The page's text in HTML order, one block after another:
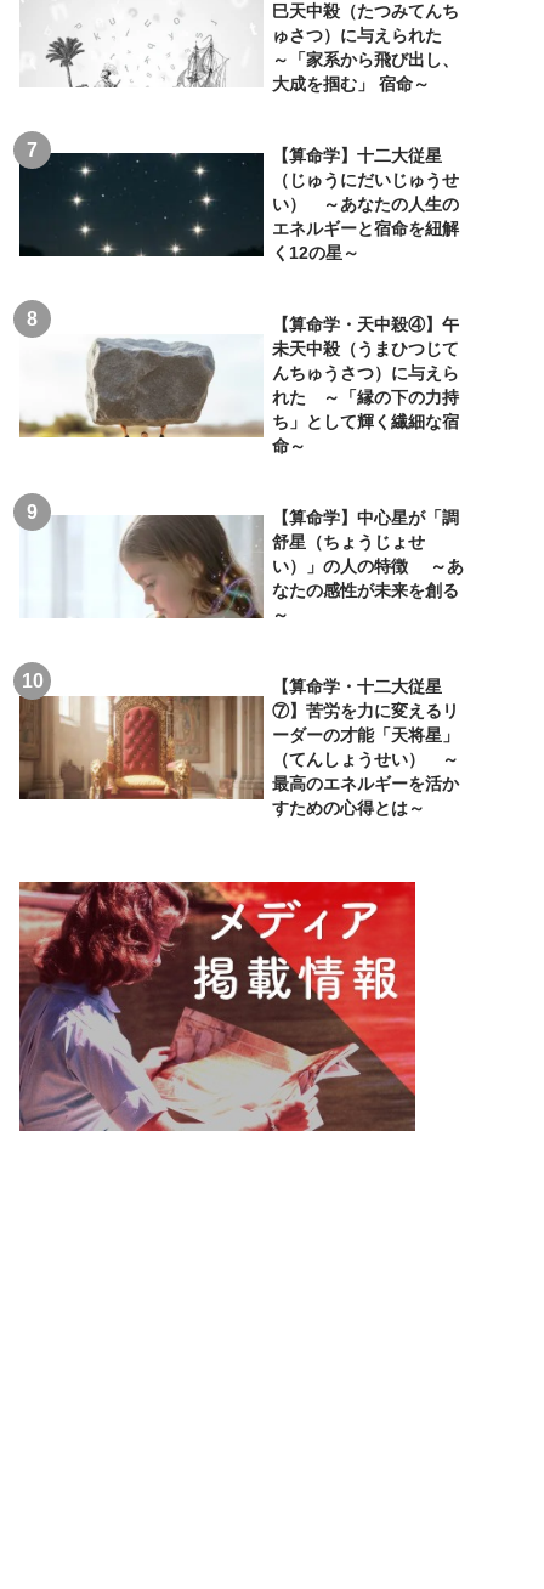
巳天中殺（たつみてんち
ゅさつ）に与えられた
～「家系から飛び出し、
大成を掴む」 宿命～
【算命学】十二大従星
（じゅうにだいじゅうせ
い） ～あなたの人生の
エネルギーと宿命を紐解
く12の星～
【算命学・天中殺④】午
未天中殺（うまひつじて
んちゅうさつ）に与えら
れた ～「縁の下の力持
ち」として輝く繊細な宿
命～
【算命学】中心星が「調
舒星（ちょうじょせ
い）」の人の特徴 ～あ
なたの感性が未来を創る
～
【算命学・十二大従星
⑦】苦労を力に変えるリ
ーダーの才能「天将星」
（てんしょうせい） ～
最高のエネルギーを活か
すための心得とは～